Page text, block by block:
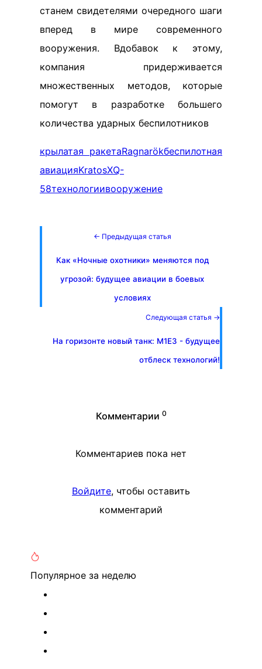
станем свидетелями очередного шаги
вперед в мире современного
вооружения. Вдобавок к этому,
компания придерживается
множественных методов, которые
помогут в разработке большего
количества ударных беспилотников
крылатая ракетаRagnarökбеспилотная
авиацияKratosXQ-
58технологиивооружение
← Предыдущая статья
Как «Ночные охотники» меняются под
угрозой: будущее авиации в боевых
условиях
Следующая статья →
На горизонте новый танк: M1E3 - будущее
отблеск технологий!
Комментарии 0
Комментариев пока нет
Войдите, чтобы оставить
комментарий
Популярное за неделю